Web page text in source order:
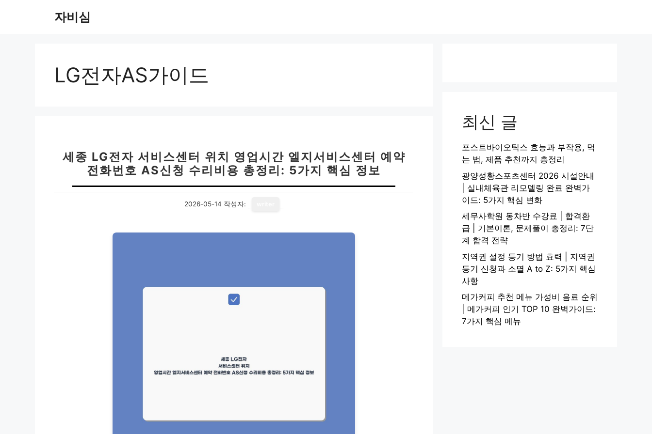
자비심
LG전자AS가이드
세종 LG전자 서비스센터 위치 영업시간 엘지서비스센터 예약
전화번호 AS신청 수리비용 총정리: 5가지 핵심 정보
2026-05-14 작성자:
최신 글
포스트바이오틱스 효능과 부작용, 먹
는 법, 제품 추천까지 총정리
광양성황스포츠센터 2026 시설안내
| 실내체육관 리모델링 완료 완벽가
이드: 5가지 핵심 변화
세무사학원 동차반 수강료 | 합격환
급 | 기본이론, 문제풀이 총정리: 7단
계 합격 전략
지역권 설정 등기 방법 효력 | 지역권
등기 신청과 소멸 A to Z: 5가지 핵심
사항
메가커피 추천 메뉴 가성비 음료 순위
| 메가커피 인기 TOP 10 완벽가이드:
7가지 핵심 메뉴